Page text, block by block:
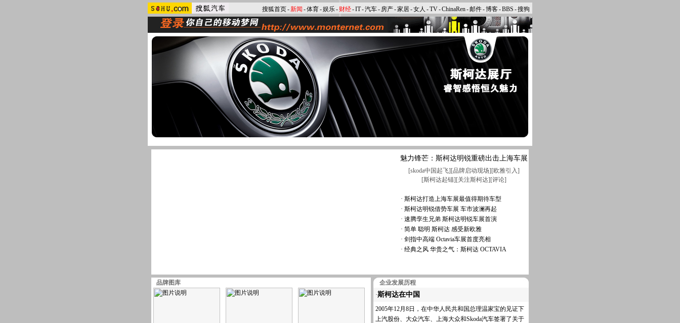
搜狐首页-新闻 -体育-娱乐- 财经-IT-汽车- 房产-家居-女人 -TV-ChinaRen-邮件-博客-BBS -搜狗
魅力锋芒：斯柯达明锐重磅出击上海车展
[skoda中国起飞][品牌启动现场][欧雅引入]
[斯柯达起锚][关注斯柯达][评论]
· 斯柯达打造上海车展最值得期待车型
· 斯柯达明锐借势车展 车市波澜再起
· 速腾孪生兄弟 斯柯达明锐车展首演
· 简单 聪明 斯柯达 感受新欧雅
· 剑指中高端 Octavia车展首度亮相
· 经典之风 华贵之气：斯柯达 OCTAVIA
品牌图库
企业发展历程
·斯柯达在中国
2005年12月8日，在中华人民共和国总理温家宝的见证下
上汽股份、大众汽车、上海大众和Skoda汽车签署了关于